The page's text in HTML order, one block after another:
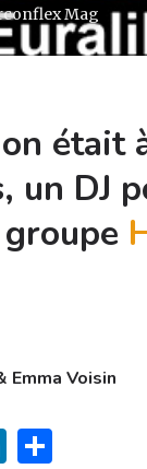
Mag
était
un DJ
Emma Voisin
Li